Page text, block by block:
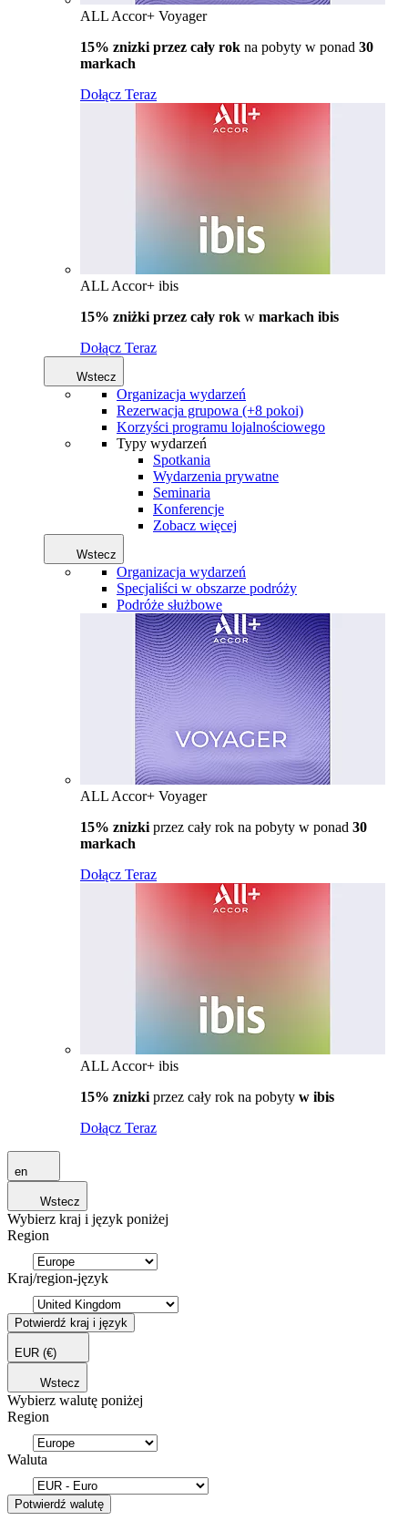
ALL Accor+ Voyager
15% znizki przez cały rok na pobyty w ponad 30
markach
Dołącz Teraz
ALL Accor+ ibis
15% zniżki przez cały rok w markach ibis
Dołącz Teraz
Wstecz
Organizacja wydarzeń
Rezerwacja grupowa (+8 pokoi)
Korzyści programu lojalnościowego
Typy wydarzeń
Spotkania
Wydarzenia prywatne
Seminaria
Konferencje
Zobacz więcej
Wstecz
Organizacja wydarzeń
Specjaliści w obszarze podróży
Podróże służbowe
ALL Accor+ Voyager
15% znizki przez cały rok na pobyty w ponad 30
markach
Dołącz Teraz
ALL Accor+ ibis
15% znizki przez cały rok na pobyty w ibis
Dołącz Teraz
en
Wstecz
Wybierz kraj i język poniżej
Region
Kraj/region-język
Potwierdź kraj i język
EUR (€)
Wstecz
Wybierz walutę poniżej
Region
Waluta
Potwierdź walutę